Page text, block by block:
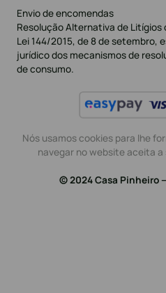
Envio de encomendas
Resolução Alternativa de Litígios
Lei 144/2015, de 8 de setembro,
jurídico dos mecanismos de
de consumo.
Nós usamos cookies para lhe
navegar no website aceita
© 2024 Casa Pinheiro